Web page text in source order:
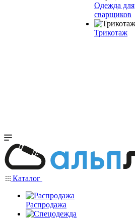
Одежда для
сварщиков
Трикотаж
Каталог
Распродажа